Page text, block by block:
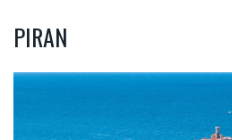
PIRAN